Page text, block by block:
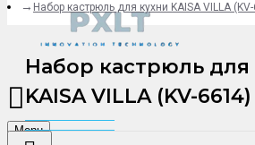
Menu
Набор кастрюль для кухни KAISA VILLA
Набор кастрюль для
KAISA VILLA (KV-6614)